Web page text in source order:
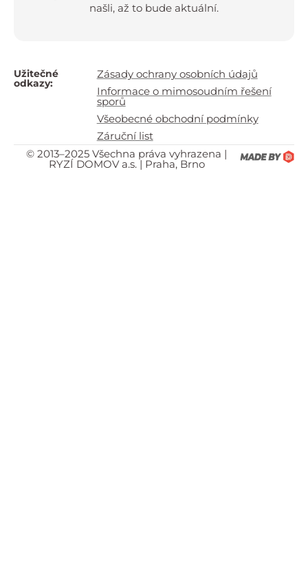
našli, až to bude aktuální.
Užitečné
odkazy:
Zásady ochrany osobních údajů
Informace o mimosoudním řešení
sporů
Všeobecné obchodní podmínky
Záruční list
© 2013–2025 Všechna práva vyhrazena |
RYZÍ DOMOV a.s. | Praha, Brno